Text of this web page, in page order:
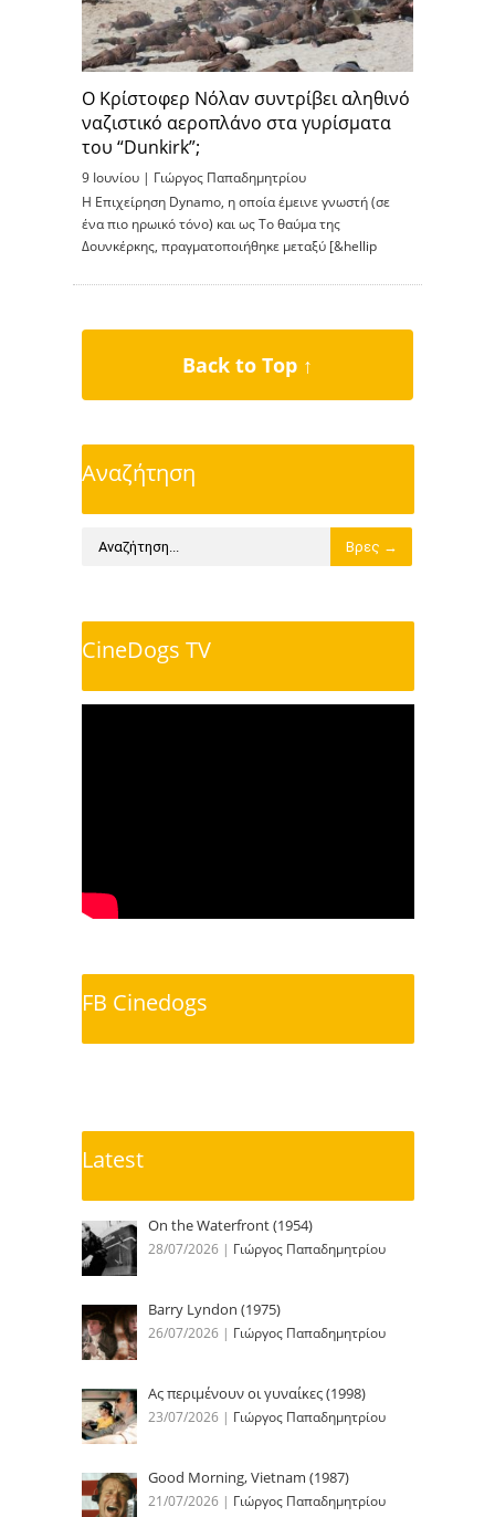
Ο Κρίστοφερ Νόλαν συντρίβει αληθινό
ναζιστικό αεροπλάνο στα γυρίσματα
του “Dunkirk”;
9 Ιουνίου | Γιώργος Παπαδημητρίου
H Επιχείρηση Dynamo, η οποία έμεινε γνωστή (σε
ένα πιο ηρωικό τόνο) και ως Το θαύμα της
Δουνκέρκης, πραγματοποιήθηκε μεταξύ [&hellip
Back to Top ↑
Αναζήτηση
CineDogs TV
FB Cinedogs
Latest
On the Waterfront (1954)
28/07/2026 | Γιώργος Παπαδημητρίου
Barry Lyndon (1975)
26/07/2026 | Γιώργος Παπαδημητρίου
Ας περιμένουν οι γυναίκες (1998)
23/07/2026 | Γιώργος Παπαδημητρίου
Good Morning, Vietnam (1987)
21/07/2026 | Γιώργος Παπαδημητρίου